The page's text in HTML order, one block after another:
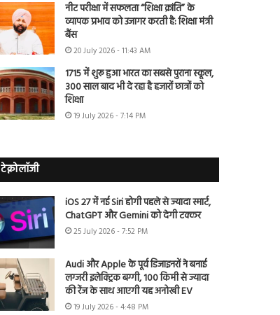
नीट परीक्षा में सफलता “शिक्षा क्रांति” के
व्यापक प्रभाव को उजागर करती है: शिक्षा मंत्री
बैंस
20 July 2026 - 11:43 AM
1715 में शुरू हुआ भारत का सबसे पुराना स्कूल,
300 साल बाद भी दे रहा है हजारों छात्रों को
शिक्षा
19 July 2026 - 7:14 PM
टेक्नोलॉजी
iOS 27 में नई Siri होगी पहले से ज्यादा स्मार्ट,
ChatGPT और Gemini को देगी टक्कर
25 July 2026 - 7:52 PM
Audi और Apple के पूर्व डिजाइनरों ने बनाई
लग्जरी इलेक्ट्रिक बग्गी, 100 किमी से ज्यादा
की रेंज के साथ आएगी यह अनोखी EV
19 July 2026 - 4:48 PM